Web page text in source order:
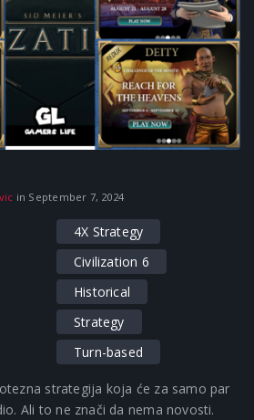
in September 7, 2024
4X Strategy
Civilization 6
Historical
Strategy
Turn-based
strategija koja će za samo par
Ali to ne znači da nema novosti.